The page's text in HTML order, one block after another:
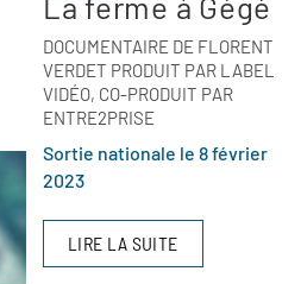
DOCUMENTAIRE DE FLORENT
VERDET PRODUIT PAR LABEL
VIDÉO, CO-PRODUIT PAR
ENTRE2PRISE
Sortie nationale le 8 février
2023
LIRE LA SUITE